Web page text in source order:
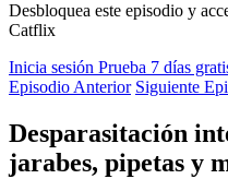
Desbloquea este episodio y
Catflix
Inicia sesión Prueba 7 días
Episodio Anterior Siguiente
Desparasitación
jarabes, pipetas y